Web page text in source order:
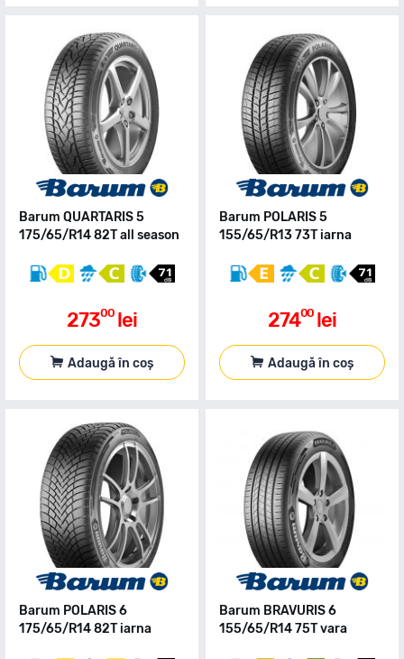
Barum QUARTARIS 5
175/65/R14 82T all season
27300 lei
Adaugă în coș
Barum POLARIS 5
155/65/R13 73T iarna
27400 lei
Adaugă în coș
Barum POLARIS 6
175/65/R14 82T iarna
Barum BRAVURIS 6
155/65/R14 75T vara